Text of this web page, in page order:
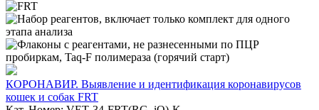
КОРОНАВИР. Выявление и идентификация коронавирусов
кошек и собак FRT